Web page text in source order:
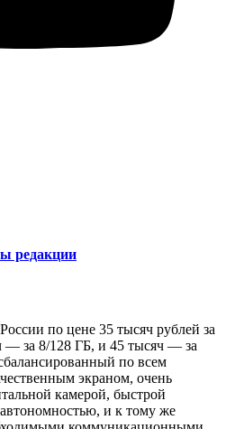
редакции
по цене 35 тысяч рублей за
— за 8/128 ГБ, и 45 тысяч — за
по всем
экраном, очень
камерой, быстрой
и к тому же